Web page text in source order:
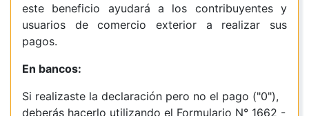
este beneficio ayudará a los contribuyentes y
usuarios de comercio exterior a realizar sus
pagos.
En bancos:
Si realizaste la declaración pero no el pago ("0"),
deberás hacerlo utilizando el Formulario N° 1662 -